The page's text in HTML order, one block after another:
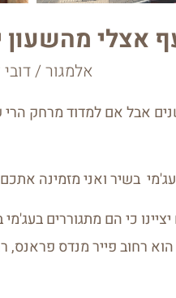
אצלי מהשעון
אלמגור /
בשיר ואני מזמינה
כי הם מתגוררים
רחוב פייר מנדס פראנס,